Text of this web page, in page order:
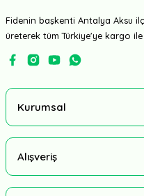
Fidenin başkenti Antalya Aksu
üreterek tüm Türkiye'ye kargo
Kurumsal
Alışveriş